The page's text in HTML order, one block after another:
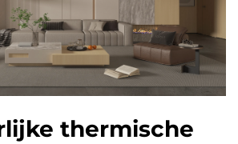
thermische